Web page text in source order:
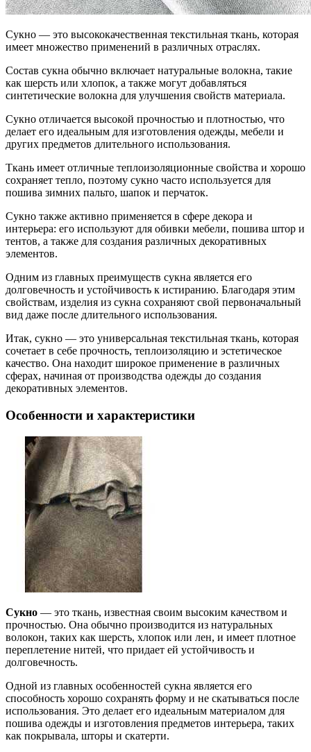
Сукно — это высококачественная текстильная ткань, которая
имеет множество применений в различных отраслях.
Состав сукна обычно включает натуральные волокна, такие
как шерсть или хлопок, а также могут добавляться
синтетические волокна для улучшения свойств материала.
Сукно отличается высокой прочностью и плотностью, что
делает его идеальным для изготовления одежды, мебели и
других предметов длительного использования.
Ткань имеет отличные теплоизоляционные свойства и хорошо
сохраняет тепло, поэтому сукно часто используется для
пошива зимних пальто, шапок и перчаток.
Сукно также активно применяется в сфере декора и
интерьера: его используют для обивки мебели, пошива штор и
тентов, а также для создания различных декоративных
элементов.
Одним из главных преимуществ сукна является его
долговечность и устойчивость к истиранию. Благодаря этим
свойствам, изделия из сукна сохраняют свой первоначальный
вид даже после длительного использования.
Итак, сукно — это универсальная текстильная ткань, которая
сочетает в себе прочность, теплоизоляцию и эстетическое
качество. Она находит широкое применение в различных
сферах, начиная от производства одежды до создания
декоративных элементов.
Особенности и характеристики
Сукно — это ткань, известная своим высоким качеством и
прочностью. Она обычно производится из натуральных
волокон, таких как шерсть, хлопок или лен, и имеет плотное
переплетение нитей, что придает ей устойчивость и
долговечность.
Одной из главных особенностей сукна является его
способность хорошо сохранять форму и не скатываться после
использования. Это делает его идеальным материалом для
пошива одежды и изготовления предметов интерьера, таких
как покрывала, шторы и скатерти.